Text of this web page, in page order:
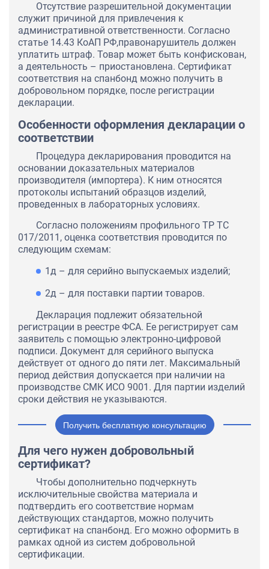
Отсутствие разрешительной документации
служит причиной для привлечения к
административной ответственности. Согласно
статье 14.43 КоАП РФ,правонарушитель должен
уплатить штраф. Товар может быть конфискован,
а деятельность – приостановлена. Сертификат
соответствия на спанбонд можно получить в
добровольном порядке, после регистрации
декларации.
Особенности оформления декларации о
соответствии
Процедура декларирования проводится на
основании доказательных материалов
производителя (импортера). К ним относятся
протоколы испытаний образцов изделий,
проведенных в лабораторных условиях.
Согласно положениям профильного ТР ТС
017/2011, оценка соответствия проводится по
следующим схемам:
1д – для серийно выпускаемых изделий;
2д – для поставки партии товаров.
Декларация подлежит обязательной
регистрации в реестре ФСА. Ее регистрирует сам
заявитель с помощью электронно-цифровой
подписи. Документ для серийного выпуска
действует от одного до пяти лет. Максимальный
период действия допускается при наличии на
производстве СМК ИСО 9001. Для партии изделий
сроки действия не указываются.
Получить бесплатную консультацию
Для чего нужен добровольный
сертификат?
Чтобы дополнительно подчеркнуть
исключительные свойства материала и
подтвердить его соответствие нормам
действующих стандартов, можно получить
сертификат на спанбонд. Его можно оформить в
рамках одной из систем добровольной
сертификации.